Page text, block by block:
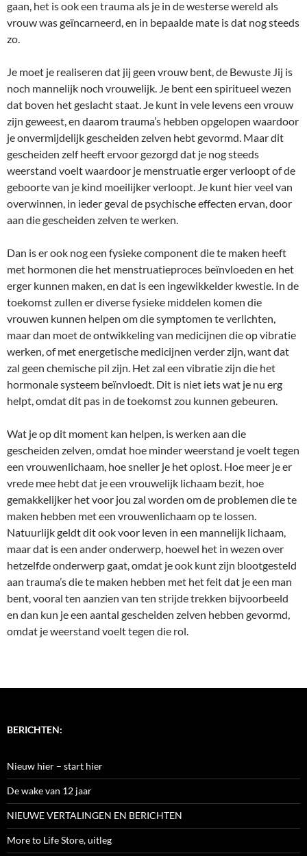
gaan, het is ook een trauma als je in de westerse wereld als
vrouw was geïncarneerd, en in bepaalde mate is dat nog steeds
zo.
Je moet je realiseren dat jij geen vrouw bent, de Bewuste Jij is
noch mannelijk noch vrouwelijk. Je bent een spiritueel wezen
dat boven het geslacht staat. Je kunt in vele levens een vrouw
zijn geweest, en daarom trauma’s hebben opgelopen waardoor
je onvermijdelijk gescheiden zelven hebt gevormd. Maar dit
gescheiden zelf heeft ervoor gezorgd dat je nog steeds
weerstand voelt waardoor je menstruatie erger verloopt of de
geboorte van je kind moeilijker verloopt. Je kunt hier veel van
overwinnen, in ieder geval de psychische effecten ervan, door
aan die gescheiden zelven te werken.
Dan is er ook nog een fysieke component die te maken heeft
met hormonen die het menstruatieproces beïnvloeden en het
erger kunnen maken, en dat is een ingewikkelder kwestie. In de
toekomst zullen er diverse fysieke middelen komen die
vrouwen kunnen helpen om die symptomen te verlichten,
maar dan moet de ontwikkeling van medicijnen die op vibratie
werken, of met energetische medicijnen verder zijn, want dat
zal geen chemische pil zijn. Het zal een vibratie zijn die het
hormonale systeem beïnvloedt. Dit is niet iets wat je nu erg
helpt, omdat dit pas in de toekomst zou kunnen gebeuren.
Wat je op dit moment kan helpen, is werken aan die
gescheiden zelven, omdat hoe minder weerstand je voelt tegen
een vrouwenlichaam, hoe sneller je het oplost. Hoe meer je er
vrede mee hebt dat je een vrouwelijk lichaam bezit, hoe
gemakkelijker het voor jou zal worden om de problemen die te
maken hebben met een vrouwenlichaam op te lossen.
Natuurlijk geldt dit ook voor leven in een mannelijk lichaam,
maar dat is een ander onderwerp, hoewel het in wezen over
hetzelfde onderwerp gaat, omdat je ook kunt zijn blootgesteld
aan trauma’s die te maken hebben met het feit dat je een man
bent, vooral ten aanzien van ten strijde trekken bijvoorbeeld
en dan kun je een aantal gescheiden zelven hebben gevormd,
omdat je weerstand voelt tegen die rol.
BERICHTEN:
Nieuw hier – start hier
De wake van 12 jaar
NIEUWE VERTALINGEN EN BERICHTEN
More to Life Store, uitleg